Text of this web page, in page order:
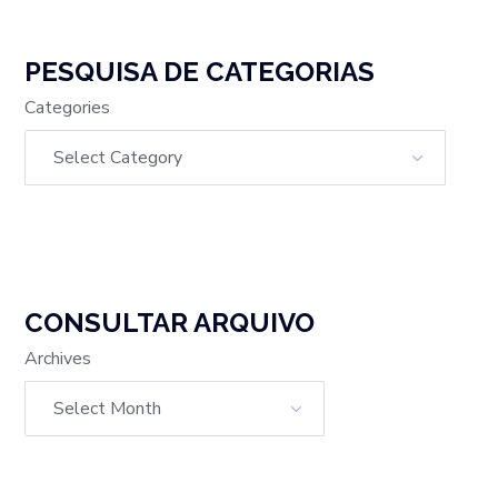
PESQUISA DE CATEGORIAS
Categories
CONSULTAR ARQUIVO
Archives